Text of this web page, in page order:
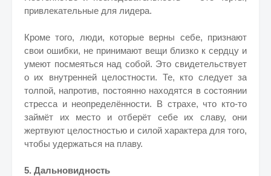
привлекательные для лидера.
Кроме того, люди, которые верны себе, признают
свои ошибки, не принимают вещи близко к сердцу и
умеют посмеяться над собой. Это свидетельствует
о их внутренней целостности. Те, кто следует за
толпой, напротив, постоянно находятся в состоянии
стресса и неопределённости. В страхе, что кто-то
займёт их место и отберёт себе их славу, они
жертвуют целостностью и силой характера для того,
чтобы удержаться на плаву.
5. Дальновидность